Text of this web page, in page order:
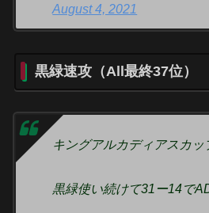
August 4, 2021
黒緑速攻（All最終37位）
キングアルカディアスカッ
黒緑使い続けて31ー14で